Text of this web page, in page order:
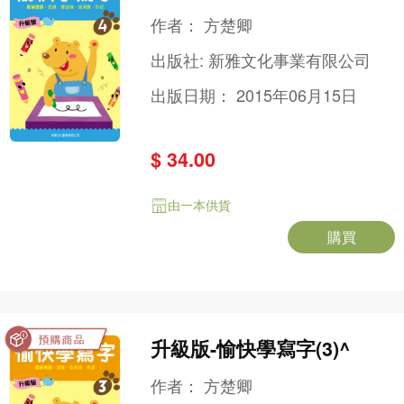
作者：方楚卿
出版社: 新雅文化事業有限公司
出版日期：2015年06月15日
$ 34.00
由一本供貨
購買
升級版-愉快學寫字(3)^
作者：方楚卿